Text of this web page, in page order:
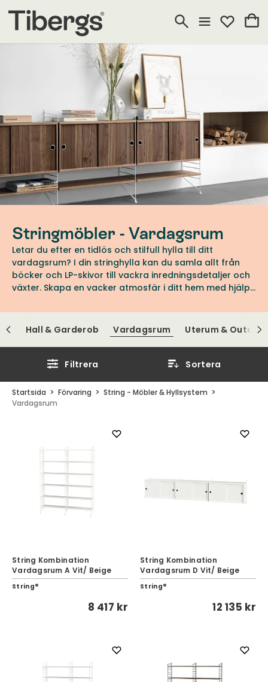
Stringmöbler - Vardagsrum
Letar du efter en tidlös och stilfull hylla till ditt
vardagsrum? I din stringhylla kan du samla allt från
böcker och LP-skivor till vackra inredningsdetaljer och
växter. Skapa en vacker atmosfär i ditt hem med hjälp
Hall & Garderob Vardagsrum Uterum &
Filtrera Sortera
Startsida Förvaring
String - Möbler & Hyllsystem
Vardagsrum
String Kombination
Vardagsrum A Vit/ Beige
String®
8 417 kr
String Kombination
Vardagsrum D Vit/ Beige
String®
12 135 kr